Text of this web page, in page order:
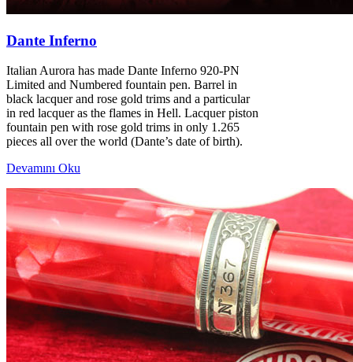
Dante Inferno
Italian Aurora has made Dante Inferno 920-PN
Limited and Numbered fountain pen. Barrel in
black lacquer and rose gold trims and a particular
in red lacquer as the flames in Hell. Lacquer piston
fountain pen with rose gold trims in only 1.265
pieces all over the world (Dante’s date of birth).
Devamını Oku